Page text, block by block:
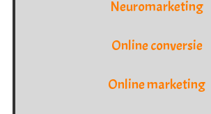
Neuromarketing
Online conversie
Online marketing